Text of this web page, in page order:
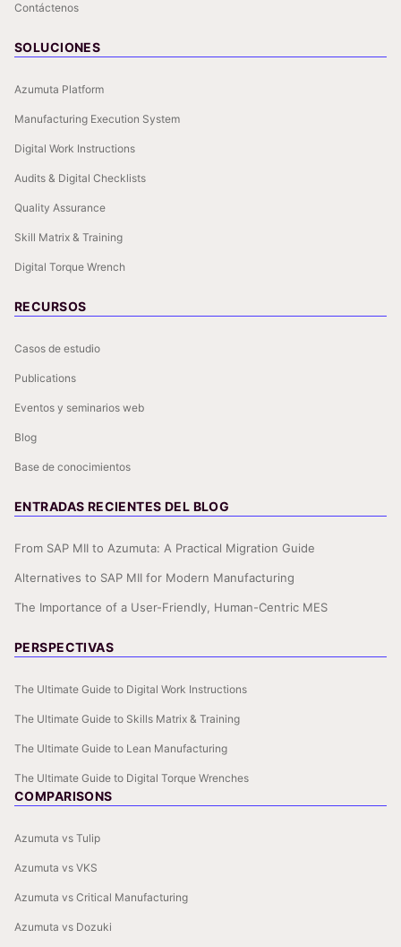
Contáctenos
SOLUCIONES
Azumuta Platform
Manufacturing Execution System
Digital Work Instructions
Audits & Digital Checklists
Quality Assurance
Skill Matrix & Training
Digital Torque Wrench
RECURSOS
Casos de estudio
Publications
Eventos y seminarios web
Blog
Base de conocimientos
ENTRADAS RECIENTES DEL BLOG
From SAP MII to Azumuta: A Practical Migration Guide
Alternatives to SAP MII for Modern Manufacturing
The Importance of a User-Friendly, Human-Centric MES
PERSPECTIVAS
The Ultimate Guide to Digital Work Instructions
The Ultimate Guide to Skills Matrix & Training
The Ultimate Guide to Lean Manufacturing
The Ultimate Guide to Digital Torque Wrenches
COMPARISONS
Azumuta vs Tulip
Azumuta vs VKS
Azumuta vs Critical Manufacturing
Azumuta vs Dozuki